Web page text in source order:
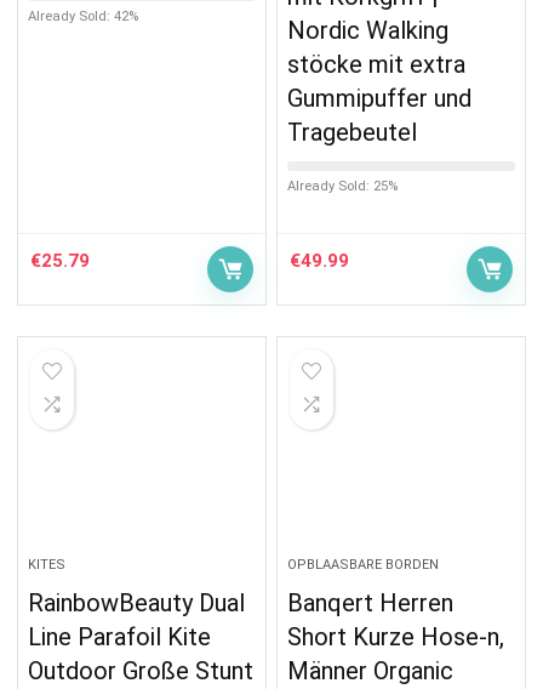
Already Sold: 42%
€25.79
Nordic Walking
stöcke mit extra
Gummipuffer und
Tragebeutel
Already Sold: 25%
€49.99
KITES
RainbowBeauty Dual
Line Parafoil Kite
Outdoor Große Stunt
OPBLAASBARE BORDEN
Banqert Herren
Short Kurze Hose-n,
Männer Organic